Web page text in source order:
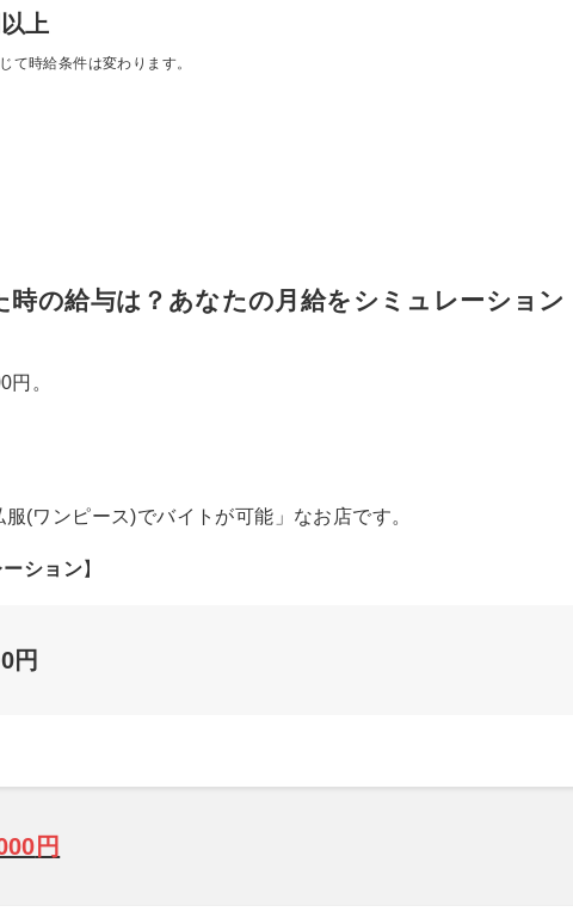
上
て時給条件は変わります。
時の給与は？あなたの月給をシミュレーション
。
(ワンピース)でバイトが可能」なお店です。
ション】
円
円